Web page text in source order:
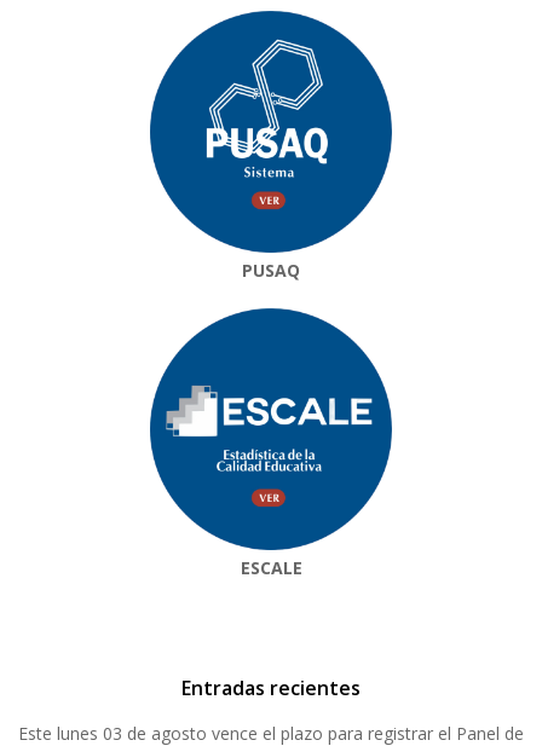
PUSAQ
ESCALE
Entradas recientes
Este lunes 03 de agosto vence el plazo para registrar el Panel de